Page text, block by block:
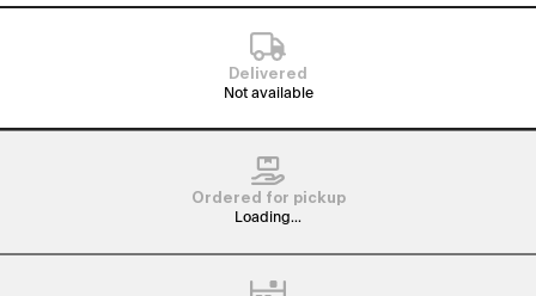
Delivered
Not available
Ordered for pickup
Loading...